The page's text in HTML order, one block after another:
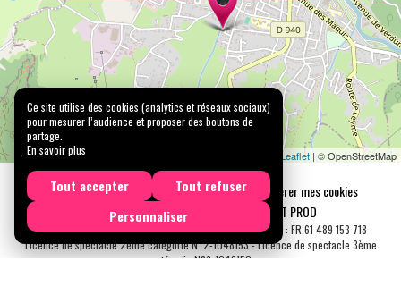
Leaflet | © OpenStreetMap
Mentions légales Confidentialité
Gérer mes cookies
Tous droits réservés © 2026 |
CARREMENT PROD
N° SIRET : 489 153 718 00031 - APE : 9001 Z - N° TVA Int. : FR 61 489 153 718
Licence de spectacle 2ème catégorie N°2-1048153 - Licence de spectacle 3ème
catégorie N°3-1048152
Ce site utilise des cookies (analytics et réseaux sociaux)
pour mesurer l’audience et proposer des boutons de
partage.
En savoir plus
Tout accepter
Tout refuser
Personnaliser